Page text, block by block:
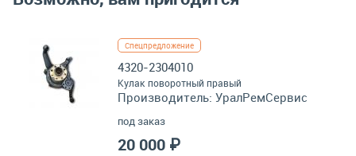
Спецпредложение
4320-2304010
Кулак поворотный правый
Производитель: УралРемСервис
под заказ
20 000 ₽